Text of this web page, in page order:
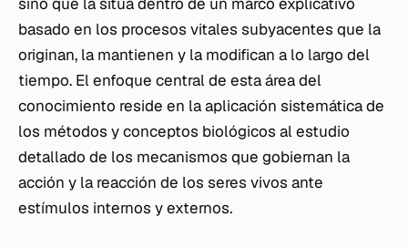
basado en los procesos vitales subyacentes que la
originan, la mantienen y la modifican a lo largo del
tiempo. El enfoque central de esta área del
conocimiento reside en la aplicación sistemática de
los métodos y conceptos biológicos al estudio
detallado de los mecanismos que gobiernan la
acción y la reacción de los seres vivos ante
estímulos internos y externos.